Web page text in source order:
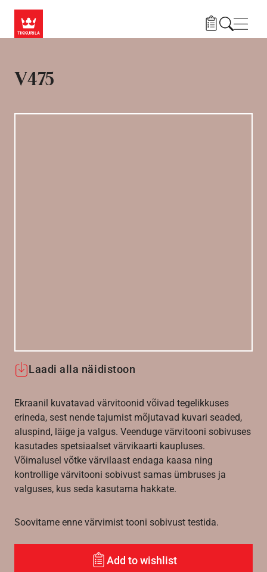
V475
Laadi alla näidistoon
Ekraanil kuvatavad värvitoonid võivad tegelikkuses
erineda, sest nende tajumist mõjutavad kuvari seaded,
aluspind, läige ja valgus. Veenduge värvitooni sobivuses
kasutades spetsiaalset värvikaarti kaupluses.
Võimalusel võtke värvilaast endaga kaasa ning
kontrollige värvitooni sobivust samas ümbruses ja
valguses, kus seda kasutama hakkate.
Soovitame enne värvimist tooni sobivust testida.
Add to wishlist